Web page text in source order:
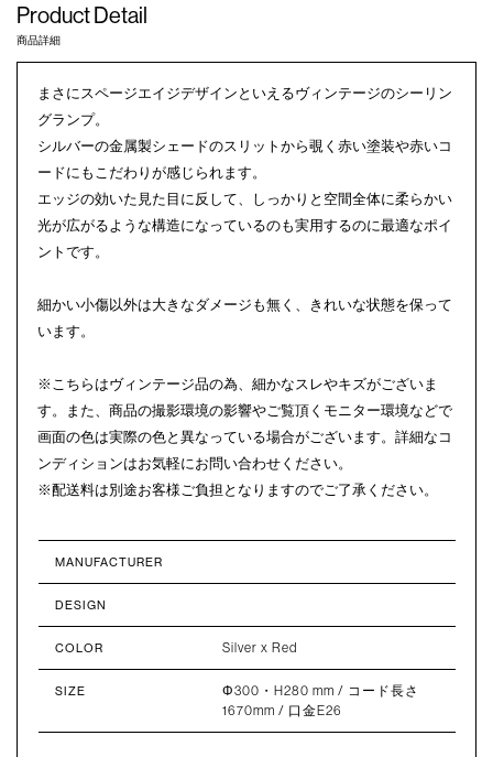
Product Detail
商品詳細
まさにスページエイジデザインといえるヴィンテージのシーリン
グランプ。
シルバーの金属製シェードのスリットから覗く赤い塗装や赤いコ
ードにもこだわりが感じられます。
エッジの効いた見た目に反して、しっかりと空間全体に柔らかい
光が広がるような構造になっているのも実用するのに最適なポイ
ントです。
細かい小傷以外は大きなダメージも無く、きれいな状態を保って
います。
※こちらはヴィンテージ品の為、細かなスレやキズがございま
す。また、商品の撮影環境の影響やご覧頂くモニター環境などで
画面の色は実際の色と異なっている場合がございます。詳細なコ
ンディションはお気軽にお問い合わせください。
※配送料は別途お客様ご負担となりますのでご了承ください。
MANUFACTURER
DESIGN
COLOR Silver x Red
SIZE
Φ300・H280 mm / コード長さ
1670mm / 口金E26